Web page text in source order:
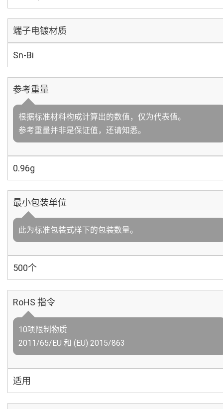
端子电镀材质
Sn-Bi
参考重量
根据标准材料构成计算出的数值，仅为代表值。
参考重量并非是保证值，还请知悉。
0.96g
最小包装单位
此为标准包装式样下的包装数量。
500个
RoHS 指令
10项限制物质
2011/65/EU 和 (EU) 2015/863
适用